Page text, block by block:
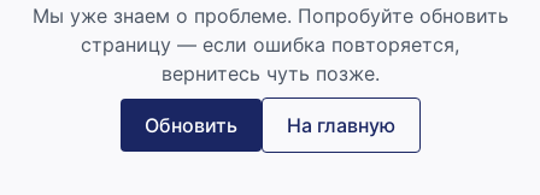
Мы уже знаем о проблеме. Попробуйте обновить
страницу — если ошибка повторяется,
вернитесь чуть позже.
Обновить На главную